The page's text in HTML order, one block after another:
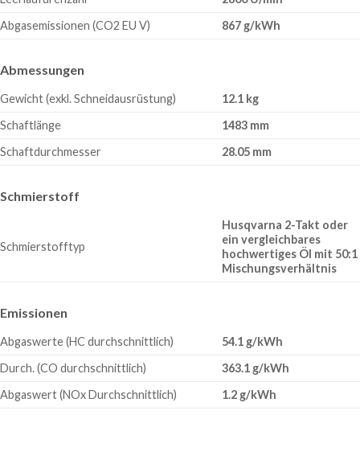
Abgasemissionen (CO2 EU V)
867 g/kWh
Abmessungen
Gewicht (exkl. Schneidausrüstung)
12.1 kg
Schaftlänge
1483 mm
Schaftdurchmesser
28.05 mm
Schmierstoff
Schmierstofftyp
Husqvarna 2-Takt oder
ein vergleichbares
hochwertiges Öl mit 50:1
Mischungsverhältnis
Emissionen
Abgaswerte (HC durchschnittlich)
54.1 g/kWh
Durch. (CO durchschnittlich)
363.1 g/kWh
Abgaswert (NOx Durchschnittlich)
1.2 g/kWh